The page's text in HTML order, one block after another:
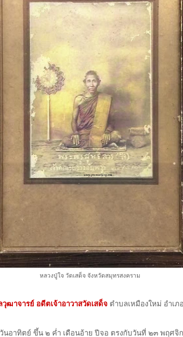
หลวงปู่ใจ วัดเสด็จ จังหวัดสมุทรสงคราม
วุฒาจารย์ อดีตเจ้าอาวาสวัดเสด็จ ตำบลเหมืองใหม่ อำเ
นอาทิตย์ ขึ้น ๒ ค่ำ เดือนอ้าย ปีจอ ตรงกับวันที่ ๒๓ พฤ